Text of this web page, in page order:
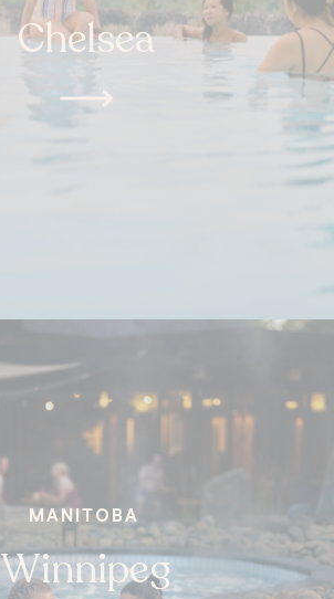
Chelsea
MANITOBA
Winnipeg